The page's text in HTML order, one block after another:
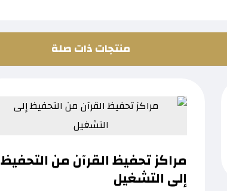
منتجات ذات صلة
مراكز تحفيظ القرآن من التحفيظ
إلى التشغيل